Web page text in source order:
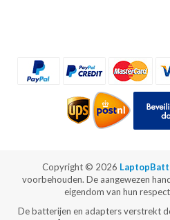
Copyright © 2026
voorbehouden. De aangewezen
eigendom van hun
De batterijen en adapters verstrekt